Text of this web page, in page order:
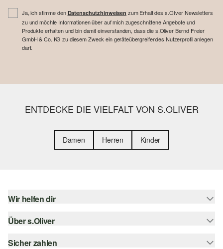
Ja, ich stimme den Datenschutzhinweisen zum Erhalt des s.Oliver Newsletters
zu und möchte Informationen über auf mich zugeschnittene Angebote und
Produkte erhalten und bin damit einverstanden, dass die s.Oliver Bernd Freier
GmbH & Co. KG zu diesem Zweck ein geräteübergreifendes Nutzerprofil anlegen
darf.
ENTDECKE DIE VIELFALT VON S.OLIVER
Damen Herren Kinder
Wir helfen dir
Hilfe & FAQ
Größenberatung
Über s.Oliver
s.Oliver Magazin
Sicher zahlen